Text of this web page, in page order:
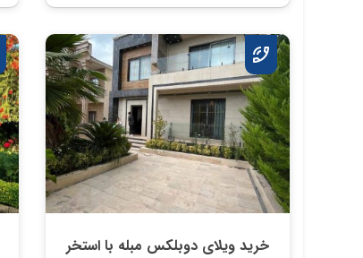
خرید ویلای دوبلکس مبله با استخر